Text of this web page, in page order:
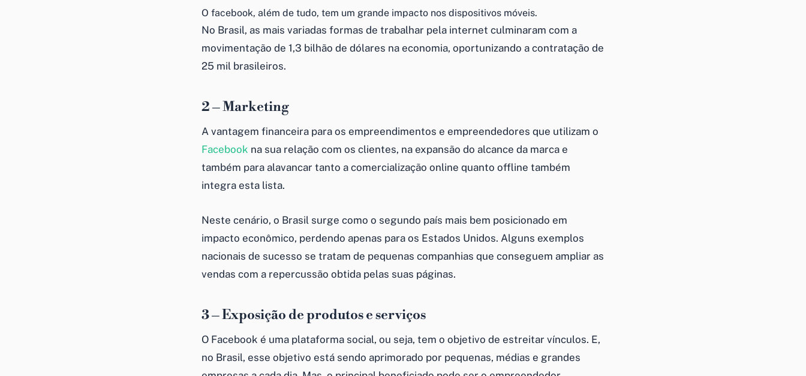
O facebook, além de tudo, tem um grande impacto nos dispositivos móveis.
No Brasil, as mais variadas formas de trabalhar pela internet culminaram com a
movimentação de 1,3 bilhão de dólares na economia, oportunizando a contratação de
25 mil brasileiros.
2 – Marketing
A vantagem financeira para os empreendimentos e empreendedores que utilizam o
Facebook na sua relação com os clientes, na expansão do alcance da marca e
também para alavancar tanto a comercialização online quanto offline também
integra esta lista.
Neste cenário, o Brasil surge como o segundo país mais bem posicionado em
impacto econômico, perdendo apenas para os Estados Unidos. Alguns exemplos
nacionais de sucesso se tratam de pequenas companhias que conseguem ampliar as
vendas com a repercussão obtida pelas suas páginas.
3 – Exposição de produtos e serviços
O Facebook é uma plataforma social, ou seja, tem o objetivo de estreitar vínculos. E,
no Brasil, esse objetivo está sendo aprimorado por pequenas, médias e grandes